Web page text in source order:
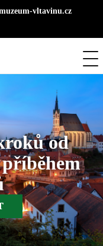
vltavinu.cz
od